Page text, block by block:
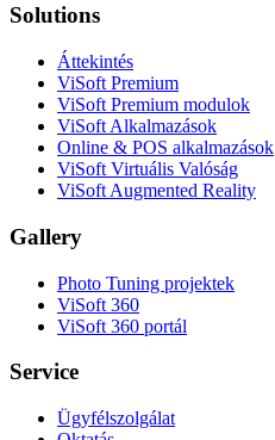
Solutions
Áttekintés
ViSoft Premium
ViSoft Premium modulok
ViSoft Alkalmazások
Online & POS alkalmazások
ViSoft Virtuális Valóság
ViSoft Augmented Reality
Gallery
Photo Tuning projektek
ViSoft 360
ViSoft 360 portál
Service
Ügyfélszolgálat